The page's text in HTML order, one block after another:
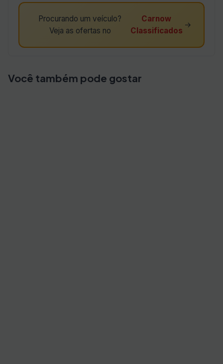
Procurando um veículo?
Veja as ofertas no
Carnow
Classificados
→
Você também pode gostar